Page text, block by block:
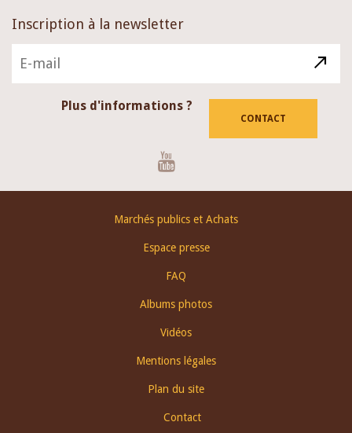
Inscription à la newsletter
Plus d'informations ?
CONTACT
Marchés publics et Achats
Espace presse
FAQ
Albums photos
Vidéos
Mentions légales
Plan du site
Contact